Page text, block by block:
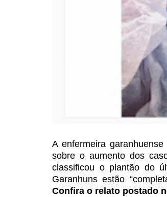
A enfermeira garanhuense
sobre o aumentodos
classificou o plantão do
Garanhuns estão
Confira o relato postado